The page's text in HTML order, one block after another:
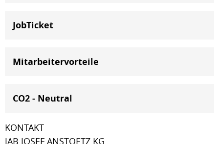
JobTicket
Mitarbeitervorteile
CO2 - Neutral
KONTAKT
JAB JOSEF ANSTOETZ KG